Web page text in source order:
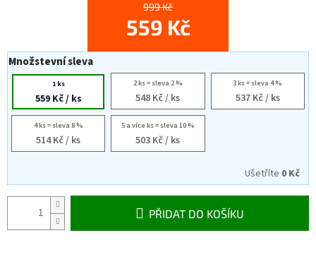
999 Kč
559 Kč
Množstevní sleva
1 ks
559 Kč/ ks
2 ks = sleva 2 %
548 Kč/ ks
3 ks = sleva 4 %
537 Kč/ ks
4 ks = sleva 8 %
514 Kč/ ks
5 a více ks = sleva 10 %
503 Kč/ ks
Ušetříte 0 Kč
PŘIDAT DO KOŠÍKU